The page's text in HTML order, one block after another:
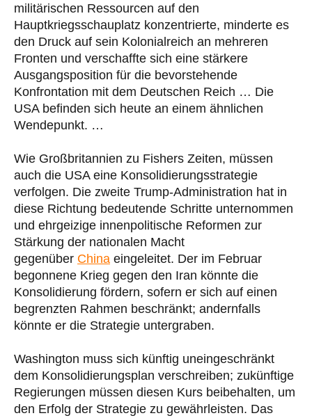
militärischen Ressourcen auf den
Hauptkriegsschauplatz konzentrierte, minderte es
den Druck auf sein Kolonialreich an mehreren
Fronten und verschaffte sich eine stärkere
Ausgangsposition für die bevorstehende
Konfrontation mit dem Deutschen Reich … Die
USA befinden sich heute an einem ähnlichen
Wendepunkt. …
Wie Großbritannien zu Fishers Zeiten, müssen
auch die USA eine Konsolidierungsstrategie
verfolgen. Die zweite Trump-Administration hat in
diese Richtung bedeutende Schritte unternommen
und ehrgeizige innenpolitische Reformen zur
Stärkung der nationalen Macht
gegenüber China eingeleitet. Der im Februar
begonnene Krieg gegen den Iran könnte die
Konsolidierung fördern, sofern er sich auf einen
begrenzten Rahmen beschränkt; andernfalls
könnte er die Strategie untergraben.
Washington muss sich künftig uneingeschränkt
dem Konsolidierungsplan verschreiben; zukünftige
Regierungen müssen diesen Kurs beibehalten, um
den Erfolg der Strategie zu gewährleisten. Das